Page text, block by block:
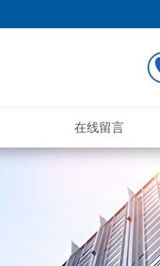
在线留言